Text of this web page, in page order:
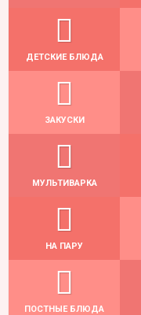
ДЕТСКИЕ БЛЮДА
ЗАКУСКИ
МУЛЬТИВАРКА
НА ПАРУ
ПОСТНЫЕ БЛЮДА